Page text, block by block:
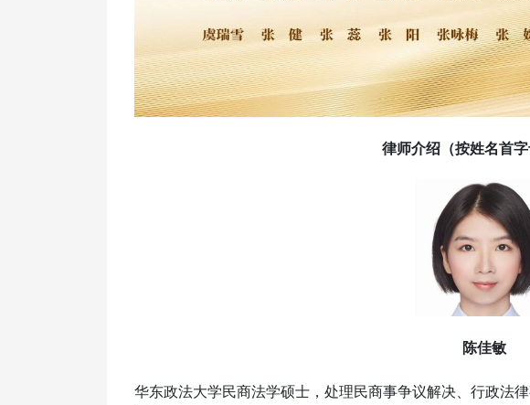
律师介绍（按姓名首字
陈佳敏
华东政法大学民商法学硕士，处理民商事争议解决、行政法